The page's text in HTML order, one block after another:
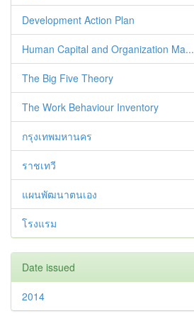
Development Action Plan
Human Capital and Organization Ma...
The Big Five Theory
The Work Behaviour Inventory
กรุงเทพมหานคร
ราชเทวี
แผนพัฒนาตนเอง
โรงแรม
Date issued
2014